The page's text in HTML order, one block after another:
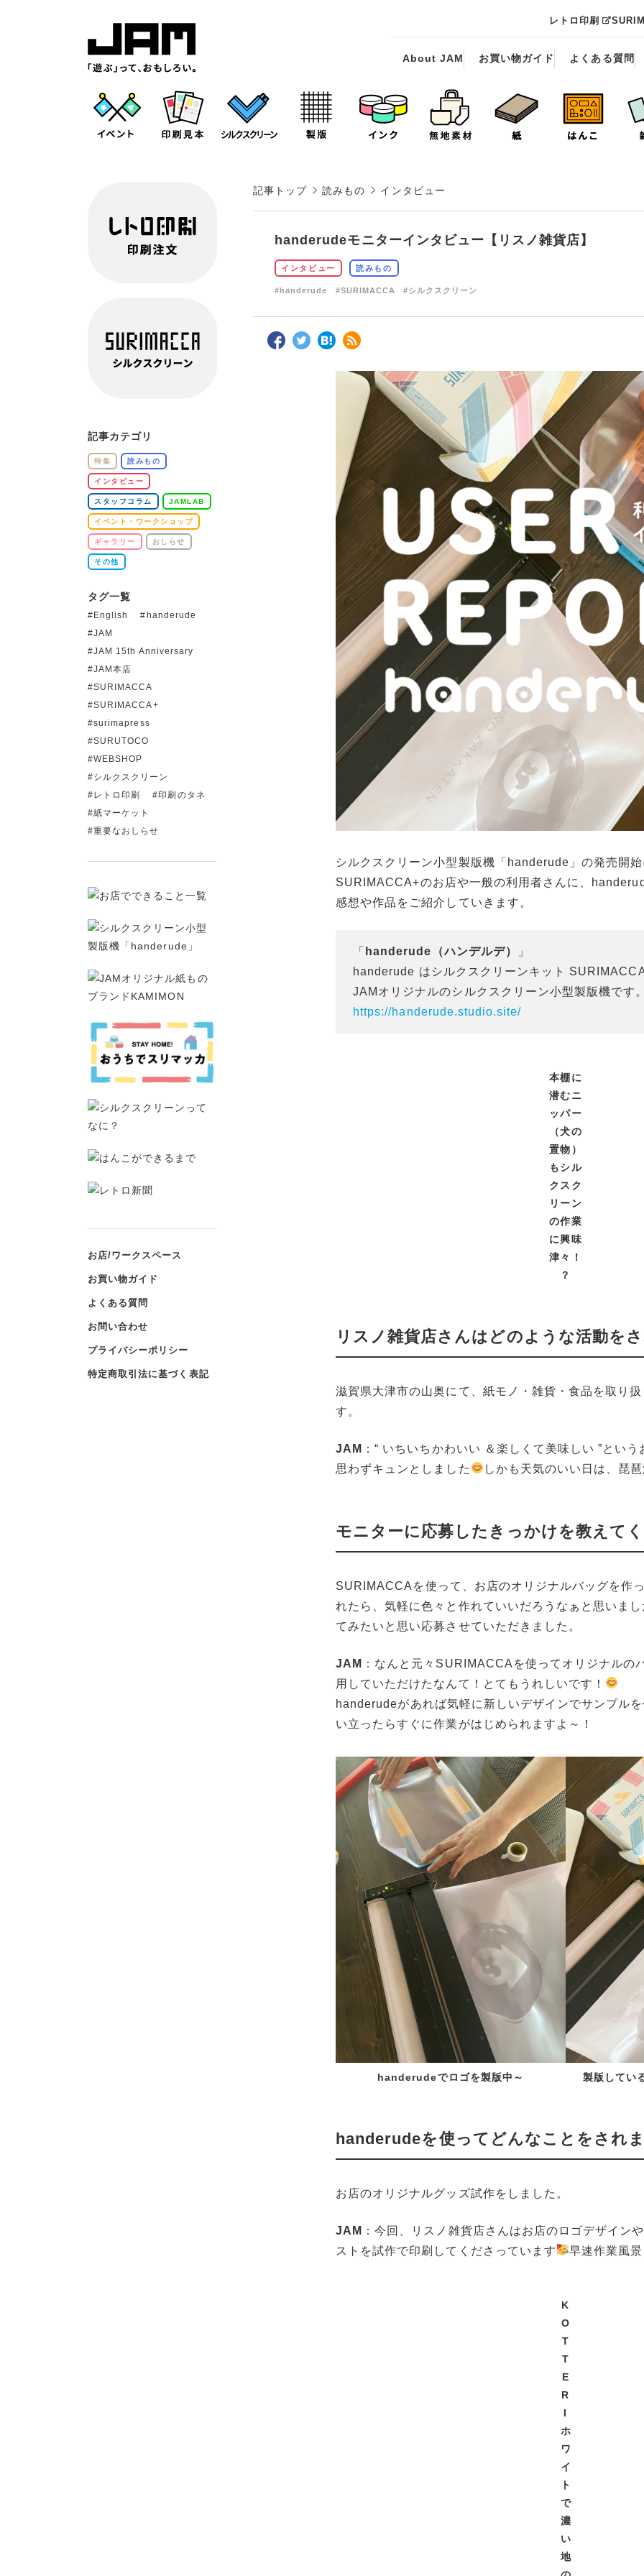
レトロ印刷
About JAM お買い物ガイド よくある質問
記事トップ 読みもの インタビュー
handerudeモニターインタビュー【リスノ雑貨店】
インタビュー 読みもの
#handerude #SURIMACCA #シルクスクリーン
シルクスクリーン小型製版機「handerude」の発売開始
SURIMACCA+のお店や一般の利用者さんに、
感想や作品をご紹介していきます。
「 handerude（ハンデルデ）
」
handerude はシルクスクリーンキット
JAMオリジナルのシルクスクリーン小型製版機です。
https://handerude.studio.site/
本棚に
潜むニ
ッパー
（犬の
置物）
もシル
クスク
リーン
の作業
に興味
津々！
？
リスノ雑貨店さんはどのような活動を
滋賀県大津市の山奥にて、紙モノ・雑貨・食品を取り
す。
JAM ：“ いちいちかわいい ＆楽しくて美味しい ”とい
思わずキュンとしました
しかも天気のいい日は、琵
モニターに応募したきっかけを教えてく
SURIMACCAを使って、お店のオリジナルバッグを作
れたら、気軽に色々と作れていいだろうなぁと思いま
てみたいと思い応募させていただきました。
JAM ：なんと元々SURIMACCAを使ってオリジナルの
用していただけたなんて！とてもうれしいです！
handerudeがあれば気軽に新しいデザインでサンプル
い立ったらすぐに作業がはじめられますよ～！
handerudeでロゴを製版中～ 製版してい
handerudeを使ってどんなことをされ
お店のオリジナルグッズ試作をしました。
JAM ：今回、リスノ雑貨店さんはお店のロゴデザイン
ストを試作で印刷してくださっています
早速作業風
K
O
T
T
E
R
I
ホ
ワ
イ
ト
で
濃
い
地
記事カテゴリ
特集 読みもの
インタビュー
スタッフコラム JAMLAB
イベント・ワークショップ
ギャラリー おしらせ
その他
タグ一覧
English
handerude
JAM
JAM 15th Anniversary
JAM本店
SURIMACCA
SURIMACCA+
surimapress
SURUTOCO
WEBSHOP
シルクスクリーン
レトロ印刷
印刷のタネ
紙マーケット
重要なおしらせ
お店/ワークスペース
お買い物ガイド
よくある質問
お問い合わせ
プライバシーポリシー
特定商取引法に基づく表記